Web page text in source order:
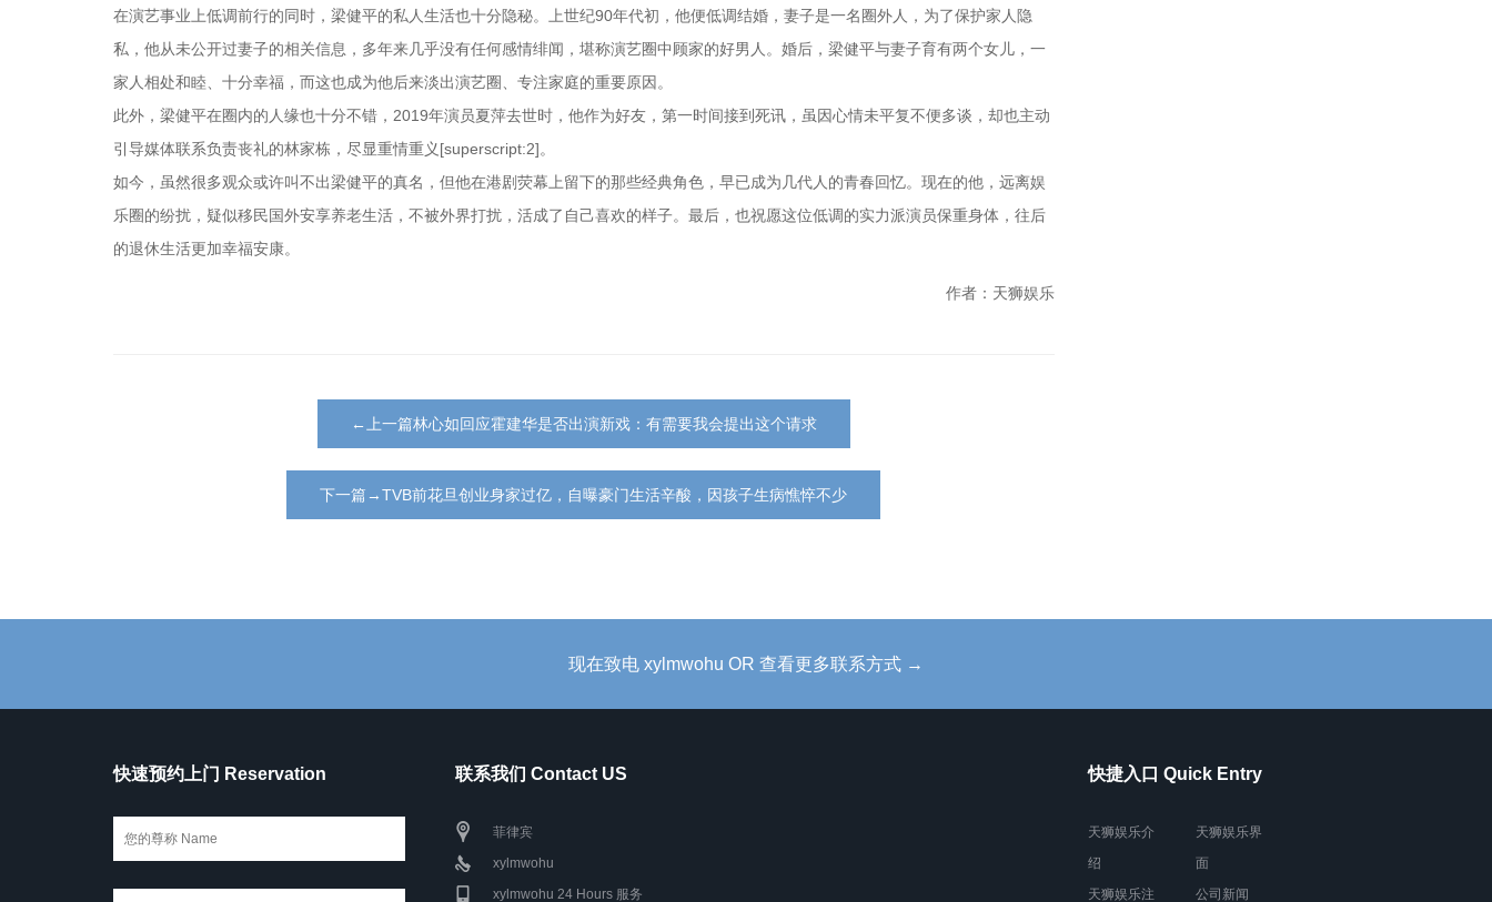
在演艺事业上低调前行的同时，梁健平的私人生活也十分隐秘。上世纪90年代初，他便低调结婚，妻子是一名圈外人，为了保护家人隐
私，他从未公开过妻子的相关信息，多年来几乎没有任何感情绯闻，堪称演艺圈中顾家的好男人。婚后，梁健平与妻子育有两个女儿，一
家人相处和睦、十分幸福，而这也成为他后来淡出演艺圈、专注家庭的重要原因。
此外，梁健平在圈内的人缘也十分不错，2019年演员夏萍去世时，他作为好友，第一时间接到死讯，虽因心情未平复不便多谈，却也主动
引导媒体联系负责丧礼的林家栋，尽显重情重义[superscript:2]。
如今，虽然很多观众或许叫不出梁健平的真名，但他在港剧荧幕上留下的那些经典角色，早已成为几代人的青春回忆。现在的他，远离娱
乐圈的纷扰，疑似移民国外安享养老生活，不被外界打扰，活成了自己喜欢的样子。最后，也祝愿这位低调的实力派演员保重身体，往后
的退休生活更加幸福安康。
作者：天狮娱乐
←上一篇林心如回应霍建华是否出演新戏：有需要我会提出这个请求
下一篇→TVB前花旦创业身家过亿，自曝豪门生活辛酸，因孩子生病憔悴不少
现在致电 xylmwohu OR 查看更多联系方式 →
快速预约上门 Reservation 联系我们 Contact US
菲律宾
xylmwohu
xylmwohu 24 Hours 服务
快捷入口 Quick Entry
天狮娱乐介
绍
天狮娱乐注
天狮娱乐界
面
公司新闻